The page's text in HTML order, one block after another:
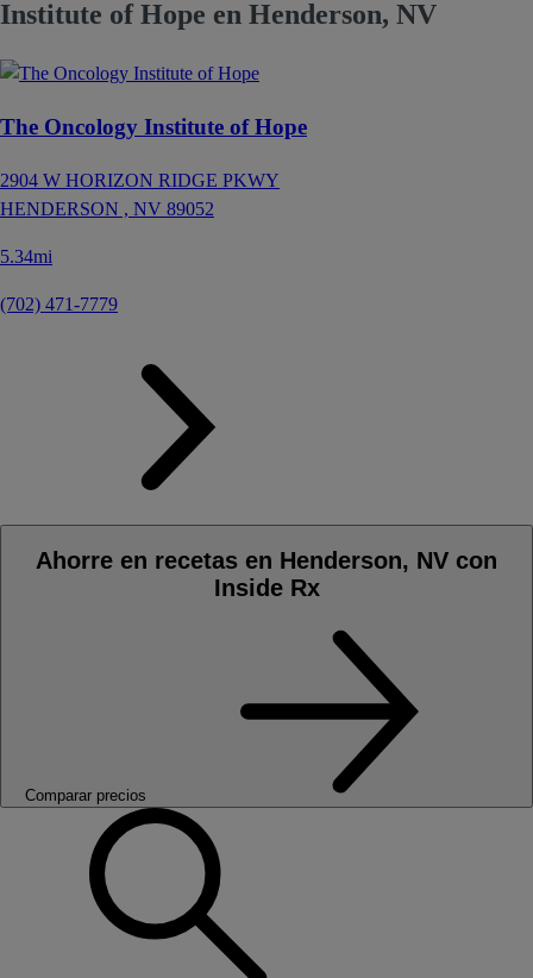
Institute of Hope en Henderson, NV
The Oncology Institute of Hope
2904 W HORIZON RIDGE PKWY
HENDERSON , NV 89052
5.34mi
(702) 471-7779
Ahorre en recetas en Henderson, NV con
Inside Rx
Comparar precios